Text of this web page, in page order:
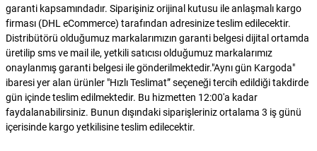
garanti kapsamındadır. Siparişiniz orijinal kutusu ile anlaşmalı kargo
firması (DHL eCommerce) tarafından adresinize teslim edilecektir.
Distribütörü olduğumuz markalarımızın garanti belgesi dijital ortamda
üretilip sms ve mail ile, yetkili satıcısı olduğumuz markalarımız
onaylanmış garanti belgesi ile gönderilmektedir."Aynı gün Kargoda"
ibaresi yer alan ürünler "Hızlı Teslimat” seçeneği tercih edildiği takdirde
gün içinde teslim edilmektedir. Bu hizmetten 12:00'a kadar
faydalanabilirsiniz. Bunun dışındaki siparişleriniz ortalama 3 iş günü
içerisinde kargo yetkilisine teslim edilecektir.